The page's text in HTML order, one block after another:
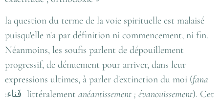
la question du terme de la voie spirituelle est malaisé
puisqu'elle n'a par définition ni commencement, ni fin.
Néanmoins, les soufis parlent de dépouillement
progressif, de dénuement pour arriver, dans leur
expressions ultimes, à parler d'extinction du moi (fana
:فَناء littéralement anéantissement ; évanouissement). Cet